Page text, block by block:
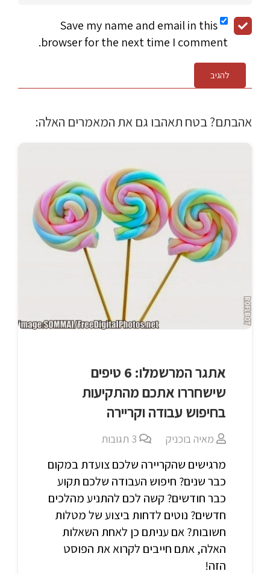
Save my name and email in this
browser for the next time I comment.
להגיב
אהבתם? בטח תאהבו גם את המאמרים האלה:
אתגר המרשמלו: 6 טיפים
שישחררו אתכם מהתקיעות
בחיפוש עבודה וקריירה
מאיה בוכניק 3 תגובות
מרגישים שהקריירה שלכם צועדת במקום
כבר שנים? חיפוש העבודה שלכם תקוע
כבר חודשים? קשה לכם להתניע מהלכים
חדשים? נוטים לדחות ביצוע של מטלות
חשובות? אם עניתם כן לאחת השאלות
האלה, אתם חייבים לקרוא את הפוסט
הזה!